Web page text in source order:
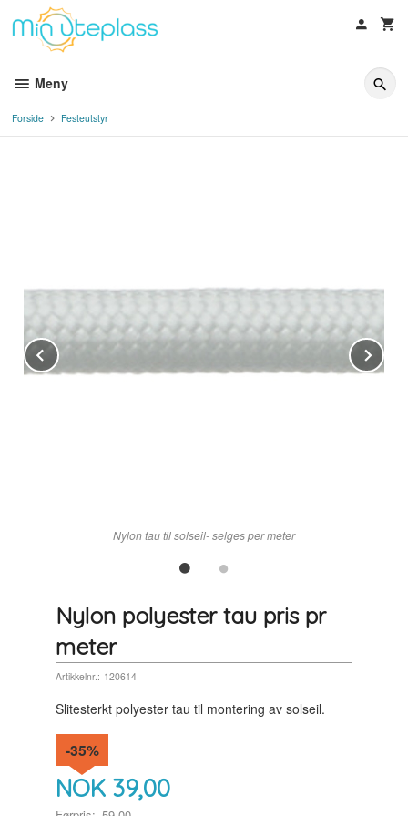
innholdet
Meny
Forside Festeutstyr
Nylon tau til solseil- selges per meter
Prev
Nylon polyester tau pris pr
meter
Artikkelnr.: 120614
Slitesterkt polyester tau til montering av solseil.
NOK 39,00
-35%